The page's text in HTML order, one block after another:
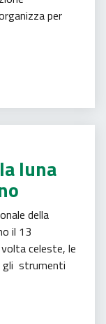
per
luna
della
il 13
celeste, le
gli strumenti